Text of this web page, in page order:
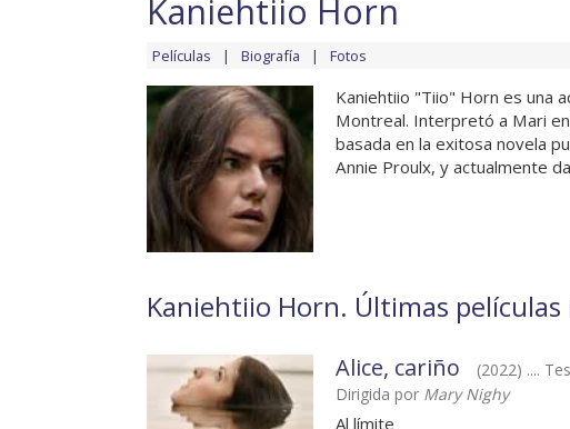
Kaniehtiio Horn
Películas Biografía Fotos
Kaniehtiio "Tiio" Horn es una
Montreal. Interpretó a Mari
basada en la exitosa novela
Annie Proulx, y actualmente
Kaniehtiio Horn. Últimas películas
Alice, cariño
(2022) ....
Dirigida por Mary Nighy
Al límite